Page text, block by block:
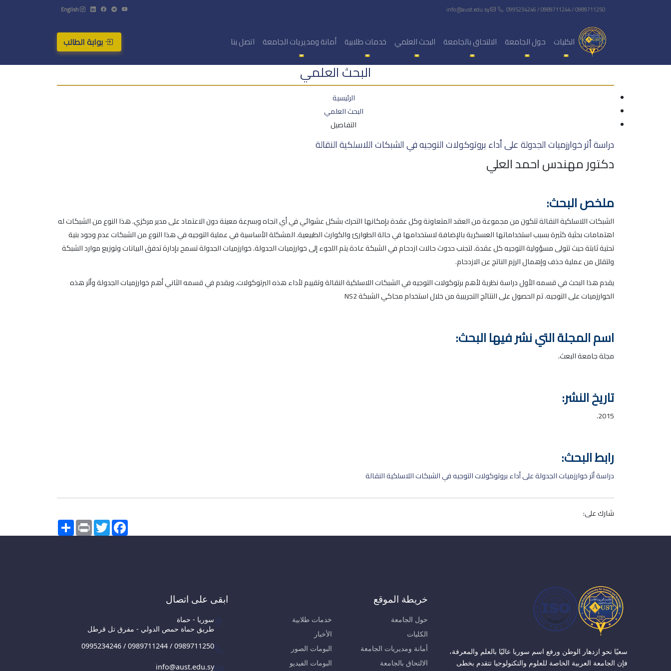
0995234246 / 0989711244 / 0989711250
English
الكليات حول الجامعة الالتحاق بالجامعة البحث العلمي خدمات طلابية أمانة ومديريات الجامعة اتصل بنا بوابة الطالب
البحث العلمي
الرئيسية
البحث العلمي
التفاصيل
دراسة أثر خوارزميات الجدولة على أداء بروتوكولات التوجيه في الشبكات اللاسلكية النقالة
دكتور مهندس احمد العلي
ملخص البحث:
الشبكات اللاسلكية النقالة تتكون من مجموعة من العقد المتعاونة وكل عقدة بإمكانها التحرك بشكل عشوائي في أي اتجاه وبسرعة معينة دون الاعتماد على مدير مركزي. هذا النوع من الشبكات له
اهتمامات بحثية كثيرة بسبب استخداماتها العسكرية بالإضافة لاستخدامها في حالة الطوارئ والكوارث الطبيعية. المشكلة الأساسية في عملية التوجيه في هذا النوع من الشبكات عدم وجود بنية
تحتية ثابتة حيث تتولى مسؤولية التوجيه كل عقدة. لتجنب حدوث حالات ازدحام في الشبكة عادة يتم اللجوء إلى خوارزميات الجدولة. خوارزميات الجدولة تسمح بإدارة تدفق البيانات وتوزيع موارد الشبكة
ولتقلل من عملية حذف وإهمال الرزم الناتج عن الازدحام.
يقدم هذا البحث في قسمه الأول دراسة نظرية لأهم برتوكولات التوجيه في الشبكات اللاسلكية النقالة وتقييم لأداء هذه البرتوكولات، ويقدم في قسمه الثاني أهم خوارزميات الجدولة وأثر هذه
الخوارزميات على التوجيه. تم الحصول على النتائج التجريبية من خلال استخدام محاكي الشبكة NS2
اسم المجلة التي نشر فيها البحث:
مجلة جامعة البعث.
تاريخ النشر:
2015.
رابط البحث:
دراسة أثر خوارزميات الجدولة على أداء بروتوكولات التوجيه في الشبكات اللاسلكية النقالة
شارك على:
Share PrintTwitterFacebook
سعيًا نحو ازدهار الوطن ورفع اسم سوريا عاليًا بالعلم والمعرفة،
فإن الجامعة العربية الخاصة للعلوم والتكنولوجيا تتقدم بخطى
خريطة الموقع
حول الجامعة
الكليات
أمانة ومديريات الجامعة
الالتحاق بالجامعة
خدمات طلابية
الأخبار
البومات الصور
البومات الفيديو
ابقى على اتصال
سوريا - حماة
طريق حماة حمص الدولي - مفرق تل قرطل
0995234246 / 0989711244 / 0989711250
info@aust.edu.sy